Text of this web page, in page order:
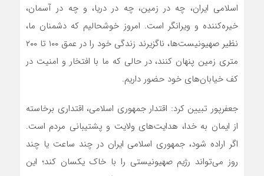
اسلامی ایران، چه در زمین، چه در دریا، و چه در آسمان،
خیره‌کننده و ویرانگر است. امروز خوشحالیم که دشمنان ما،
نظیر صهیونیست‌ها، ناگزیرند زندگی خود را در عمق ۱۰۰ تا ۲۰۰
متری زمین پنهان کنند، در حالی‌ که ما با افتخار و امنیت در
کف خیابان‌های خود حضور داریم.
جعفرپور تبیین کرد: اقتدار جمهوری اسلامی، اقتداری برخاسته
از ایمان به خدا، هدایت‌های ولایت و پشتیبانی مردم است.
اگر اراده شود، جمهوری اسلامی ایران در چند ساعت یا چند
روز می‌تواند رژیم صهیونیستی را با خاک یکسان کند؛ این